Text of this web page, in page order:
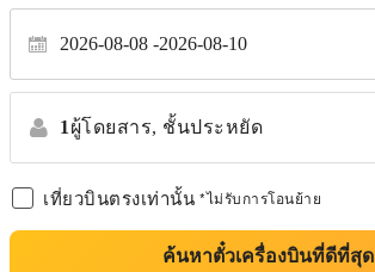
2026-08-08 2026-08-10
1 ผู้โดยสาร, ชั้นประหยัด
เที่ยวบินตรงเท่านั้น *ไม่รับการโอนย้าย
ค้นหาตั๋วเครื่องบินที่ดีที่สุด